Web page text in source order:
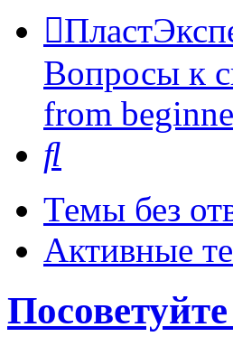
Вопросы к
from
Темы без
Активные